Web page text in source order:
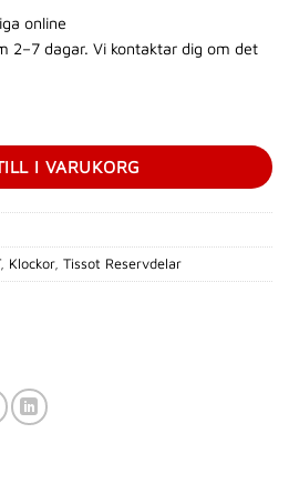
online
2–7 dagar. Vi kontaktar dig om det
23/20mm mängd
I VARUKORG
, Klockor, Tissot Reservdelar